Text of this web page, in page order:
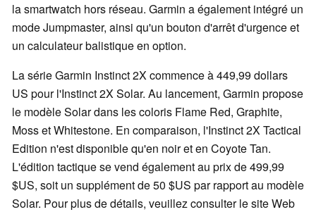
la smartwatch hors réseau. Garmin a également intégré un
mode Jumpmaster, ainsi qu'un bouton d'arrêt d'urgence et
un calculateur balistique en option.
La série Garmin Instinct 2X commence à 449,99 dollars
US pour l'Instinct 2X Solar. Au lancement, Garmin propose
le modèle Solar dans les coloris Flame Red, Graphite,
Moss et Whitestone. En comparaison, l'Instinct 2X Tactical
Edition n'est disponible qu'en noir et en Coyote Tan.
L'édition tactique se vend également au prix de 499,99
$US, soit un supplément de 50 $US par rapport au modèle
Solar. Pour plus de détails, veuillez consulter le site Web